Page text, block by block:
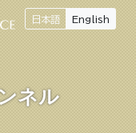
日本語 English
ネル